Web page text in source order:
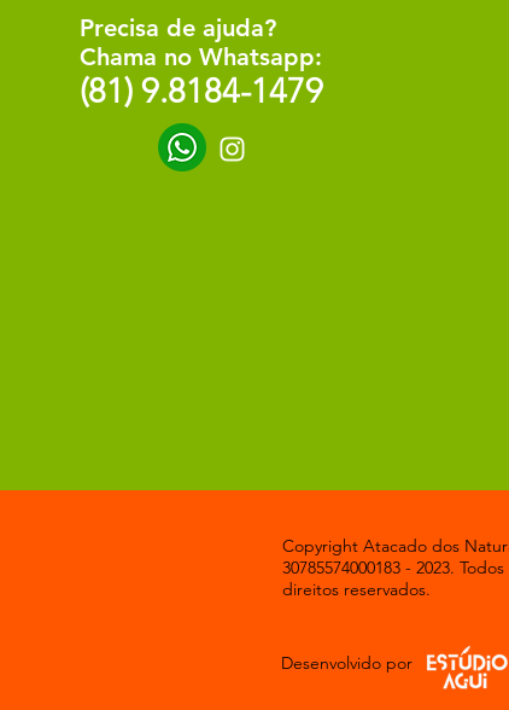
Precisa de ajuda?
Chama no Whatsapp:
(81) 9.8184-1479
Copyright Atacado dos
30785574000183 - 2023. Todos
direitos reservados.
Desenvolvido por